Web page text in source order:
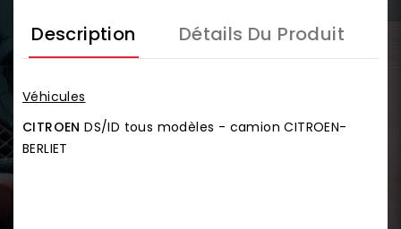
Description Détails Du Produit
Véhicules
CITROEN DS/ID tous modèles - camion CITROEN-
BERLIET